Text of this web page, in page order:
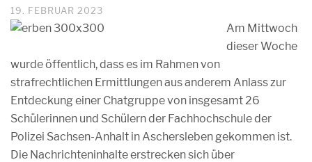
19. FEBRUAR 2023
Am Mittwoch
dieser Woche
wurde öffentlich, dass es im Rahmen von
strafrechtlichen Ermittlungen aus anderem Anlass zur
Entdeckung einer Chatgruppe von insgesamt 26
Schülerinnen und Schülern der Fachhochschule der
Polizei Sachsen-Anhalt in Aschersleben gekommen ist.
Die Nachrichteninhalte erstrecken sich über